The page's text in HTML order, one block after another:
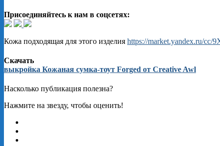
Присоединяйтесь к нам в соцсетях:
Кожа подходящая для этого изделия https://market.yandex.ru/cc/
Скачать
выкройка Кожаная сумка-тоут Forged от Creative Awl
Насколько публикация полезна?
Нажмите на звезду, чтобы оценить!